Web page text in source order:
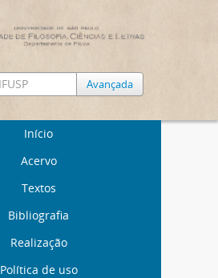
Avançada
Início
Acervo
Textos
Bibliografia
Realização
Política de uso